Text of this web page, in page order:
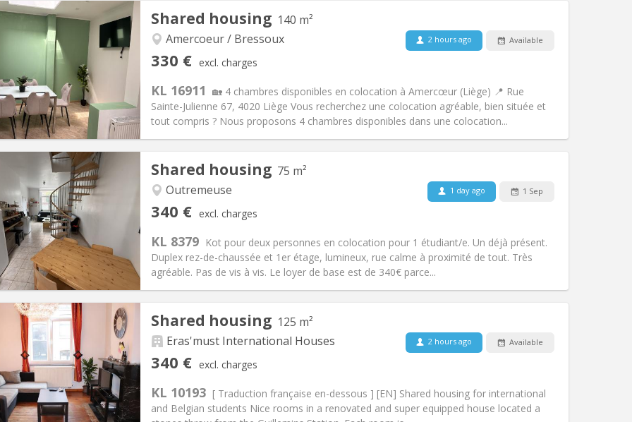
Info
90 €
12 months
Allowed
Kitchen:Shared kitchen
Surface:10 m2
Atmosphere:Warm, studious, calm
Access for disabled:No
Shared housing 140 m²
Amercoeur / Bressoux
330 € excl. charges
2 hours ago Available
KL 16911 🏡 4 chambres disponibles en colocation à Amercœur (Liège) 📍 Rue
Sainte-Julienne 67, 4020 Liège Vous recherchez une colocation agréable, bien située et
tout compris ? Nous proposons 4 chambres disponibles dans une colocation...
Info
€
100 €
12 months, 5-6 months
With conditions
Kitchen:Shared kitchen
Surface:140 m2
Calm, warm, studious
Access for disabled: No
Shared housing 75 m²
Outremeuse
340 € excl. charges
1 day ago 1 Sep
KL 8379 Kot pour deux personnes en colocation pour 1 étudiant/e. Un déjà présent.
Duplex rez-de-chaussée et 1er étage, lumineux, rue calme à proximité de tout. Très
agréable. Pas de vis à vis. Le loyer de base est de 340€ parce...
Info
€
100 €
12 months
No
Arrangement
Bathroom:Shared bathroom
Surface:75 m2
Private rooms:2
Other
studious, warm
Access for disabled:No
Shared housing 125 m²
Eras'must International Houses
340 € excl. charges
2 hours ago Available
KL 10193 [ Traduction française en-dessous ] [EN] Shared housing for international
and Belgian students Nice rooms in a renovated and super equipped house located a